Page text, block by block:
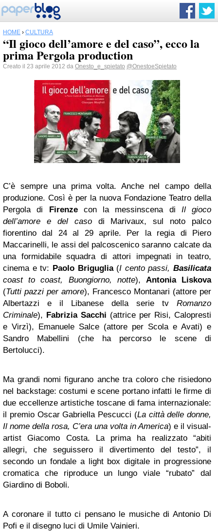
HOME › CULTURA
“Il gioco dell’amore e del caso”, ecco la
prima Pergola production
Creato il 23 aprile 2012 da Onesto_e_spietato @OnestoeSpietato
C’è sempre una prima volta. Anche nel campo della
produzione. Così è per la nuova Fondazione Teatro della
Pergola di Firenzecon la messinscena di Il gioco
dell’amore e del casodi Marivaux, sul noto palco
fiorentino dal 24 al 29 aprile. Per la regia di Piero
Maccarinelli, le assi del palcoscenico saranno calcate da
una formidabile squadra di attori impegnati in teatro,
cinema e tv: Paolo Briguglia(I cento passi, Basilicata
coast to coast, Buongiorno, notte), Antonia Liskova
(Tutti pazzi per amore), Francesco Montanari (attore per
Albertazzi e il Libanese della serie tv Romanzo
Criminale), Fabrizia Sacchi (attrice per Risi, Calopresti
e Virzì), Emanuele Salce (attore per Scola e Avati) e
Sandro Mabellini (che ha percorso le scene di
Bertolucci).
Ma grandi nomi figurano anche tra coloro che risiedono
nel backstage: costumi e scene portano infatti le firme di
due eccellenze artistiche toscane di fama internazionale:
il premio Oscar Gabriella Pescucci (La città delle donne,
Il nome della rosa, C’era una volta in America) e il visual-
artist Giacomo Costa. La prima ha realizzato “abiti
allegri, che seguissero il divertimento del testo”, il
secondo un fondale a light box digitale in progressione
cromatica che riproduce un lungo viale “rubato” dal
Giardino di Boboli.
A coronare il tutto ci pensano le musiche di Antonio Di
Pofi e il disegno luci di Umile Vainieri.